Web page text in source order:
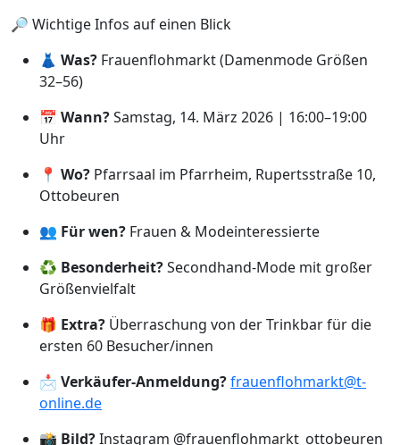
🔎 Wichtige Infos auf einen Blick
👗 Was? Frauenflohmarkt (Damenmode Größen
32–56)
📅 Wann?Samstag, 14. März 2026 | 16:00–19:00
Uhr
📍 Wo? Pfarrsaal im Pfarrheim, Rupertsstraße 10,
Ottobeuren
👥 Für wen? Frauen & Modeinteressierte
♻️ Besonderheit?Secondhand-Mode mit großer
Größenvielfalt
🎁 Extra? Überraschung von der Trinkbar für die
ersten 60 Besucher/innen
📩 Verkäufer-Anmeldung?frauenflohmarkt@t-
online.de
📸 Bild?Instagram @frauenflohmarkt_ottobeuren